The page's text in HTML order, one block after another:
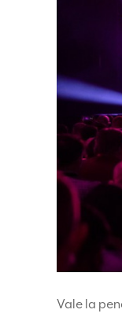
Vale la